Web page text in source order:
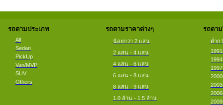
รถตามประเภท
All
Sedan
PickUp
Van/MVP
SUV
Others
รถตามราคาต่างๆ
น้อยกว่า 2 แสน
2 แสน - 4 แสน
4 แสน - 6 แสน
6 แสน - 8 แสน
8 แสน - 9 แสน
1.0 ล้าน - 1.5 ล้าน
รถตา
ต่ำก